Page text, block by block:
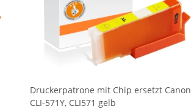
Druckerpatrone mit Chip ersetzt Canon
CLI-571Y, CLI571 gelb